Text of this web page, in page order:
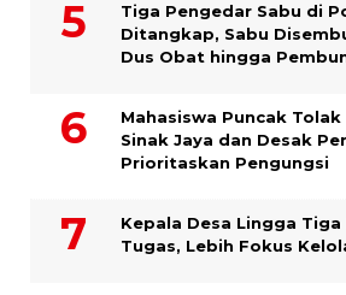
Tiga Pengedar Sabu di
Ditangkap, Sabu
Dus Obat hingga
Mahasiswa Puncak Tolak
Sinak Jaya dan Desak
Prioritaskan Pengungsi
Kepala Desa Lingga
Tugas, Lebih Fokus